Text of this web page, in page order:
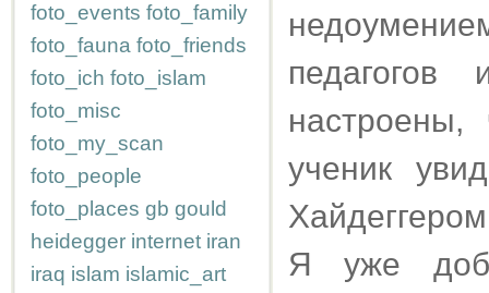
foto_events foto_family
foto_fauna foto_friends
foto_ich foto_islam
foto_misc
foto_my_scan
foto_people
foto_places gb gould
heidegger internet iran
iraq islam islamic_art
ученик
Я уже